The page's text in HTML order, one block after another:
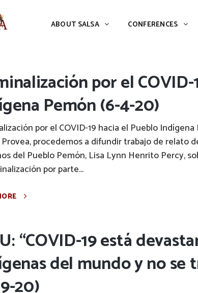
ABOUT SALSA CONFERENCES
SALSA
por el
Pemón (6-4-20)
por el COVID-19 hacia el Pueblo
procedemos a difundir trabajo de relato
del Pueblo Pemón, Lisa Lynn Henrito Percy,
por parte...
“COVID-19 está
del mundo y no se
20)